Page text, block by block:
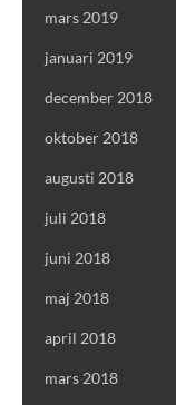
mars 2019
januari 2019
december 2018
oktober 2018
augusti 2018
juli 2018
juni 2018
maj 2018
april 2018
mars 2018